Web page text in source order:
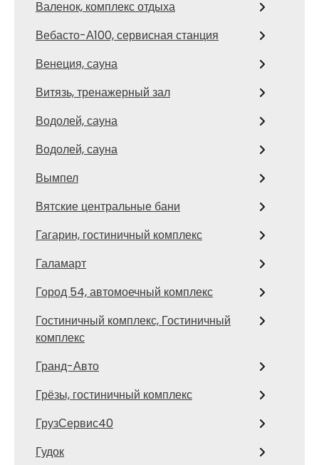
Валенок, комплекс отдыха
Вебасто-А100, сервисная станция
Венеция, сауна
Витязь, тренажерный зал
Водолей, сауна
Водолей, сауна
Вымпел
Вятские центральные бани
Гагарин, гостиничный комплекс
Галамарт
Город 54, автомоечный комплекс
Гостиничный комплекс, Гостиничный
комплекс
Гранд-Авто
Грёзы, гостиничный комплекс
ГрузСервис40
Гудок